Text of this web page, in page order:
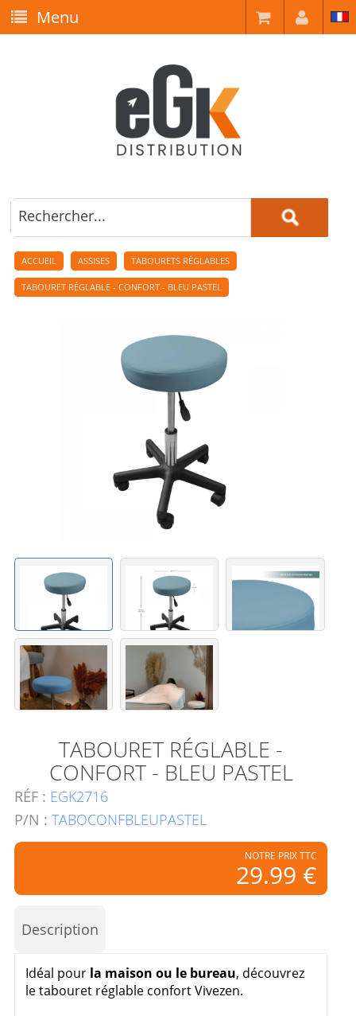
Menu
ACCUEIL ASSISES TABOURETS RÉGLABLES
TABOURET RÉGLABLE - CONFORT - BLEU PASTEL
TABOURET RÉGLABLE -
CONFORT - BLEU PASTEL
RÉF : EGK2716
P/N : TABOCONFBLEUPASTEL
NOTRE PRIX TTC
29.99 €
Description
Idéal pour la maison ou le bureau, découvrez
le tabouret réglable confort Vivezen.